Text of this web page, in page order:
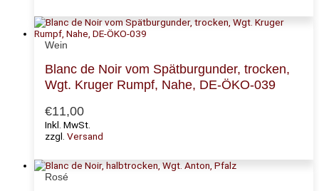
Wein
Blanc de Noir vom Spätburgunder, trocken,
Wgt. Kruger Rumpf, Nahe, DE-ÖKO-039
€11,00
Inkl. MwSt.
zzgl. Versand
Rosé